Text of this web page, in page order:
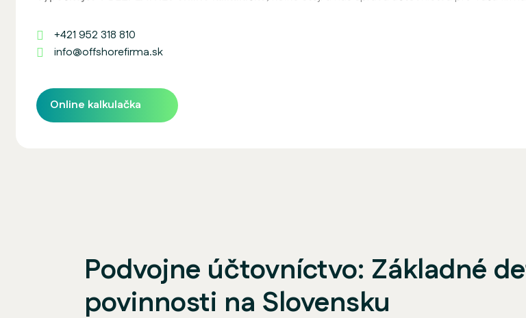
+421 952 318 810
info@offshorefirma.sk
Online kalkulačka
Podvojne účtovníctvo: Základné
povinnosti na Slovensku